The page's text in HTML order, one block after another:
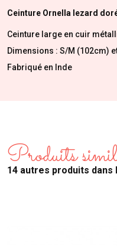
Ceinture Ornella lezard
Ceinture large en cuir
Dimensions : S/M (102cm)
Fabriqué en Inde
Produits
14 autres produits